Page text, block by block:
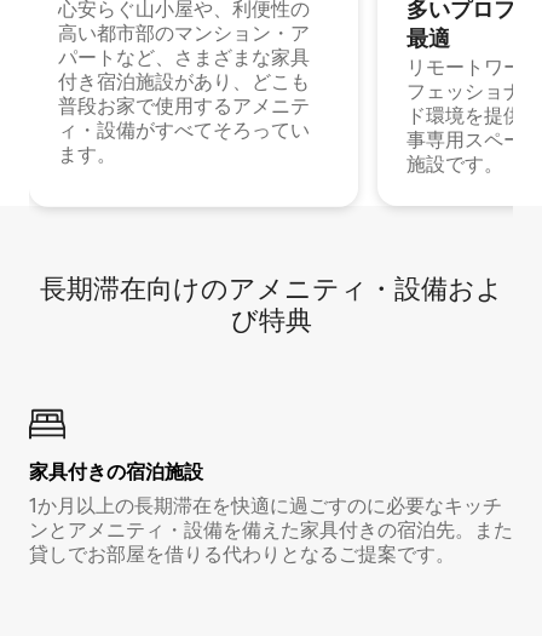
心安らぐ山小屋や、利便性の
高い都市部のマンション・ア
パートなど、さまざまな家具
付き宿泊施設があり、どこも
普段お家で使用するアメニテ
ィ・設備がすべてそろってい
ます。
多⁠いプ⁠ロ⁠フ⁠
最⁠適
リモートワー
フェッショナ
ド環境を提供
事専用スペー
施設です。
長期滞在向け⁠のア⁠メ⁠ニ⁠テ⁠ィ⁠・設⁠備⁠およ
び特⁠典
家具付き⁠の宿⁠泊⁠施⁠設
1か月以上の長期滞在を快適に過ごすのに必要なキッチ
ンとアメニティ・設備を備えた家具付きの宿泊先。また
貸しでお部屋を借りる代わりとなるご提案です。